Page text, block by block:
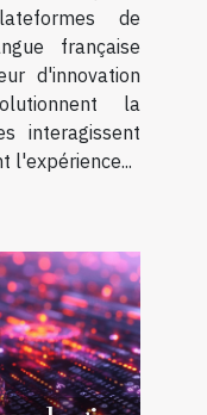
de
française
d'innovation
la
interagissent
l'expérience...